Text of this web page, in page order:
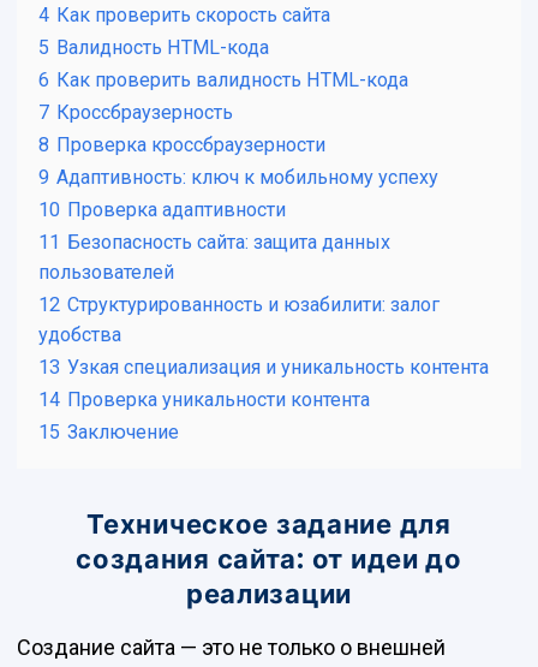
4 Как проверить скорость сайта
5 Валидность HTML-кода
6 Как проверить валидность HTML-кода
7 Кроссбраузерность
8 Проверка кроссбраузерности
9 Адаптивность: ключ к мобильному успеху
10 Проверка адаптивности
11 Безопасность сайта: защита данных
пользователей
12 Структурированность и юзабилити: залог
удобства
13 Узкая специализация и уникальность контента
14 Проверка уникальности контента
15 Заключение
Техническое задание для
создания сайта: от идеи до
реализации
Создание сайта — это не только о внешней